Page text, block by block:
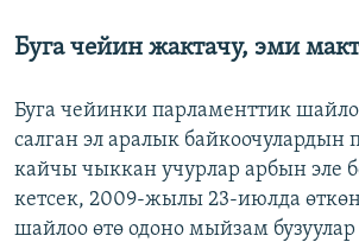
Буга чейин жактачу, эми
Буга чейинки парламенттик
салган эл аралык байкоочулардын
кайчы чыккан учурлар арбын эле
кетсек, 2009-жылы 23-июлда
шайлоо өтө одоно мыйзам